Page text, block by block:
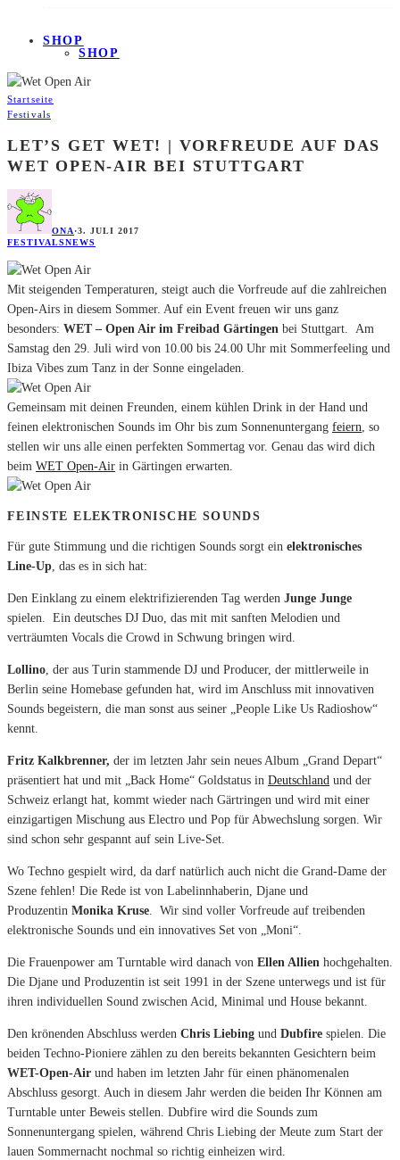
SHOP
SHOP
Startseite
Festivals
LET’S GET WET! | VORFREUDE AUF DAS
WET OPEN-AIR BEI STUTTGART
ONA·3. JULI 2017
FESTIVALSNEWS
Mit steigenden Temperaturen, steigt auch die Vorfreude auf die zahlreichen
Open-Airs in diesem Sommer. Auf ein Event freuen wir uns ganz
besonders: WET – Open Air im Freibad Gärtingen bei Stuttgart. Am
Samstag den 29. Juli wird von 10.00 bis 24.00 Uhr mit Sommerfeeling und
Ibiza Vibes zum Tanz in der Sonne eingeladen.
Gemeinsam mit deinen Freunden, einem kühlen Drink in der Hand und
feinen elektronischen Sounds im Ohr bis zum Sonnenuntergang feiern, so
stellen wir uns alle einen perfekten Sommertag vor. Genau das wird dich
beim WET Open-Air in Gärtingen erwarten.
FEINSTE ELEKTRONISCHE SOUNDS
Für gute Stimmung und die richtigen Sounds sorgt ein elektronisches
Line-Up, das es in sich hat:
Den Einklang zu einem elektrifizierenden Tag werden Junge Junge
spielen. Ein deutsches DJ Duo, das mit mit sanften Melodien und
verträumten Vocals die Crowd in Schwung bringen wird.
Lollino, der aus Turin stammende DJ und Producer, der mittlerweile in
Berlin seine Homebase gefunden hat, wird im Anschluss mit innovativen
Sounds begeistern, die man sonst aus seiner „People Like Us Radioshow“
kennt.
Fritz Kalkbrenner, der im letzten Jahr sein neues Album „Grand Depart“
präsentiert hat und mit „Back Home“ Goldstatus in Deutschland und der
Schweiz erlangt hat, kommt wieder nach Gärtringen und wird mit einer
einzigartigen Mischung aus Electro und Pop für Abwechslung sorgen. Wir
sind schon sehr gespannt auf sein Live-Set.
Wo Techno gespielt wird, da darf natürlich auch nicht die Grand-Dame der
Szene fehlen! Die Rede ist von Labelinnhaberin, Djane und
Produzentin Monika Kruse. Wir sind voller Vorfreude auf treibenden
elektronische Sounds und ein innovatives Set von „Moni“.
Die Frauenpower am Turntable wird danach von Ellen Allien hochgehalten.
Die Djane und Produzentin ist seit 1991 in der Szene unterwegs und ist für
ihren individuellen Sound zwischen Acid, Minimal und House bekannt.
Den krönenden Abschluss werden Chris Liebing und Dubfire spielen. Die
beiden Techno-Pioniere zählen zu den bereits bekannten Gesichtern beim
WET-Open-Air und haben im letzten Jahr für einen phänomenalen
Abschluss gesorgt. Auch in diesem Jahr werden die beiden Ihr Können am
Turntable unter Beweis stellen. Dubfire wird die Sounds zum
Sonnenuntergang spielen, während Chris Liebing der Meute zum Start der
lauen Sommernacht nochmal so richtig einheizen wird.